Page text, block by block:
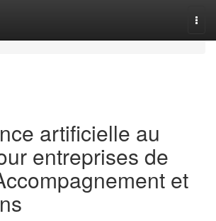
artificielle au
entreprises de
et